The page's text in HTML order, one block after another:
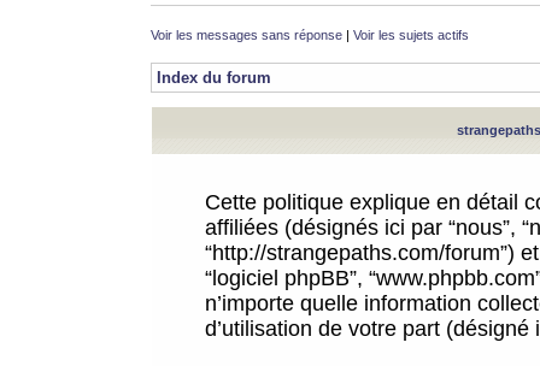
Voir les messages sans réponse | Voir les sujets actifs
Index du forum
Cette politique explique en détail
affiliées (désignés ici par “nous”,
“http://strangepaths.com/forum”)
“logiciel phpBB”,
n’importe quelle information
d’utilisation de votre part (désigné